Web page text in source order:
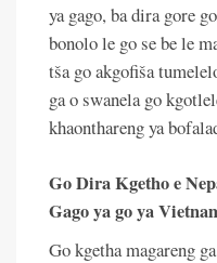
ya gago, ba dira gore
bonolo le go se be le
tša go akgofiša
ga o swanela go
khaonthareng ya
Go Dira Kgetho e
Gago ya go ya
Go kgetha magareng